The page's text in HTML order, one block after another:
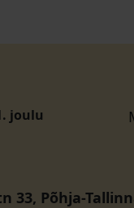
joulu
33, Põhja-